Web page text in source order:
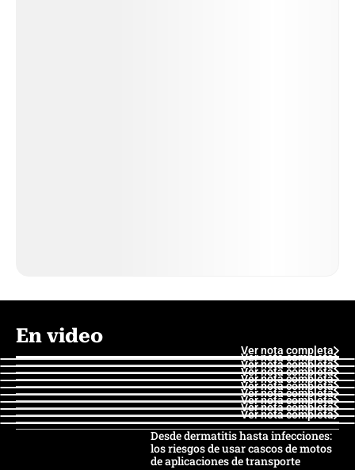
En video
Ver nota completa
Ver nota completa
Ver nota completa
Ver nota completa
Ver nota completa
Ver nota completa
Ver nota completa
Ver nota completa
Ver nota completa
Ver nota completa
Desde dermatitis hasta infecciones:
los riesgos de usar cascos de motos
de aplicaciones de transporte